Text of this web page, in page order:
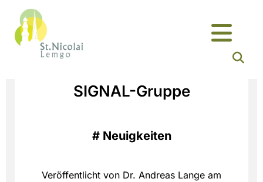
SIGNAL-Gruppe
# Neuigkeiten
Veröffentlicht von Dr. Andreas Lange am